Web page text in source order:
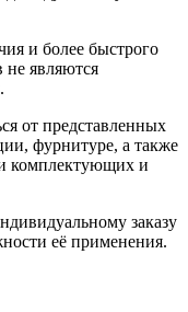
и более быстрого
не являются
от представленных
фурнитуре, а также
комплектующих и
заказу
её применения.